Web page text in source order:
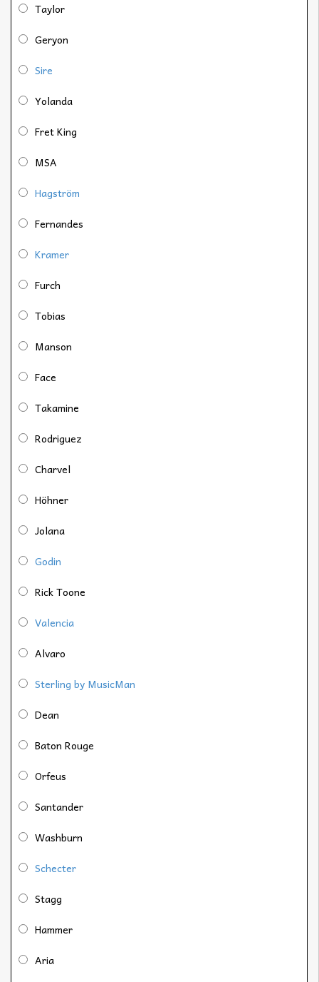
Taylor
Geryon
Sire
Yolanda
Fret King
MSA
Hagström
Fernandes
Kramer
Furch
Tobias
Manson
Face
Takamine
Rodriguez
Charvel
Höhner
Jolana
Godin
Rick Toone
Valencia
Alvaro
Sterling by MusicMan
Dean
Baton Rouge
Orfeus
Santander
Washburn
Schecter
Stagg
Hammer
Aria